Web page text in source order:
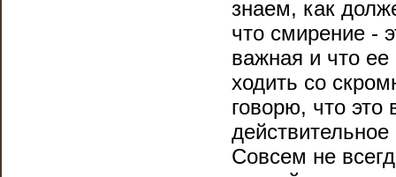
знаем, как
что смирение -
важная и что ее
ходить со
говорю, что это
Совсем не